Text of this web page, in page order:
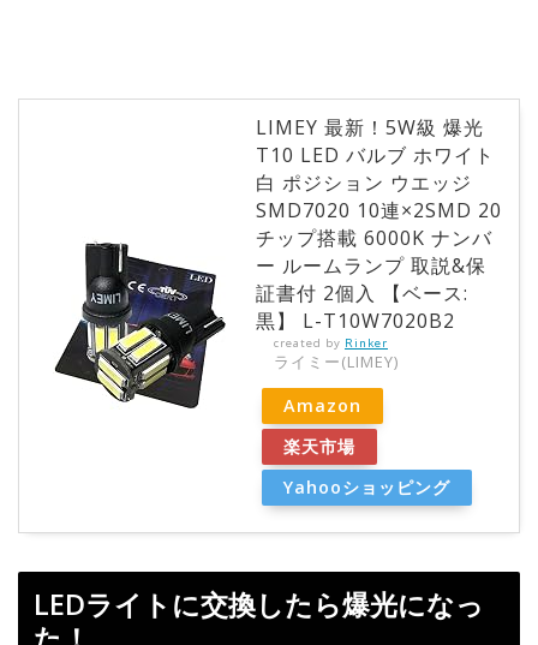
LIMEY 最新！5W級 爆光
T10 LED バルブ ホワイト
白 ポジション ウエッジ
SMD7020 10連×2SMD 20
チップ搭載 6000K ナンバ
ー ルームランプ 取説&保
証書付 2個入 【ベース:
黒】 L-T10W7020B2
created by Rinker
ライミー(LIMEY)
Amazon
楽天市場
Yahooショッピング
LEDライトに交換したら爆光になっ